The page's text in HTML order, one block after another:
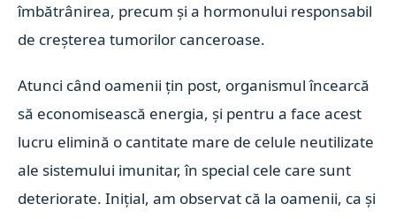
îmbătrânirea, precum și a hormonului responsabil
de creșterea tumorilor canceroase.
Atunci când oamenii țin post, organismul încearcă
să economisească energia, și pentru a face acest
lucru elimină o cantitate mare de celule neutilizate
ale sistemului imunitar, în special cele care sunt
deteriorate. Inițial, am observat că la oamenii, ca și